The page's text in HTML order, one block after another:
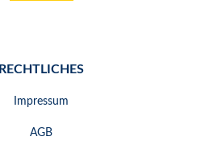
RECHTLICHES
Impressum
AGB